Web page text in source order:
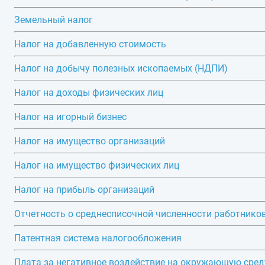
Земельный налог
Налог на добавленную стоимость
Налог на добычу полезных ископаемых (НДПИ)
Налог на доходы физических лиц
Налог на игорный бизнес
Налог на имущество организаций
Налог на имущество физических лиц
Налог на прибыль организаций
Отчетность о среднесписочной численности
Патентная система налогообложения
Плата за негативное воздействие на окружающую